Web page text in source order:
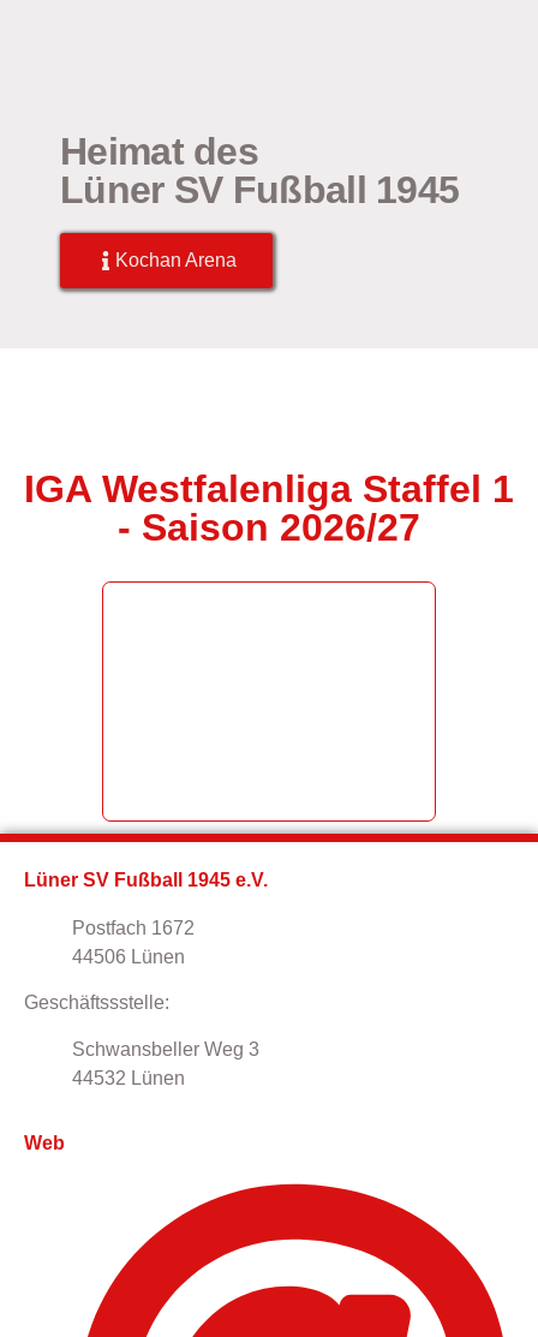
Heimat des
Lüner SV Fußball 1945
Kochan Arena
IGA Westfalenliga Staffel 1
- Saison 2026/27
Hassenbrockstadion
Don-Bosco-Straße 85,
Lüner SV Fußball 1945 e.V.
Postfach 1672
44506 Lünen
Geschäftssstelle:
Schwansbeller Weg 3
44532 Lünen
Web